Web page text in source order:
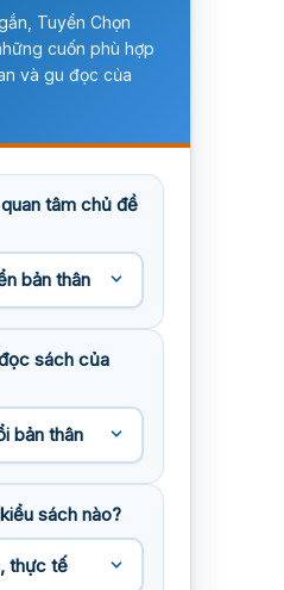
Tuyển Chọn
cuốn phù hợp
và gu đọc của
tâm chủ đề
sách của
sách nào?